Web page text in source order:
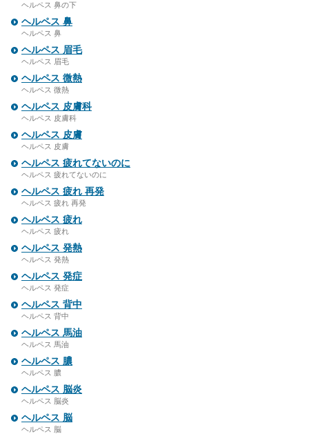
ヘルペス 鼻の下
ヘルペス 鼻
ヘルペス 鼻
ヘルペス 眉毛
ヘルペス 眉毛
ヘルペス 微熱
ヘルペス 微熱
ヘルペス 皮膚科
ヘルペス 皮膚科
ヘルペス 皮膚
ヘルペス 皮膚
ヘルペス 疲れてないのに
ヘルペス 疲れてないのに
ヘルペス 疲れ 再発
ヘルペス 疲れ 再発
ヘルペス 疲れ
ヘルペス 疲れ
ヘルペス 発熱
ヘルペス 発熱
ヘルペス 発症
ヘルペス 発症
ヘルペス 背中
ヘルペス 背中
ヘルペス 馬油
ヘルペス 馬油
ヘルペス 膿
ヘルペス 膿
ヘルペス 脳炎
ヘルペス 脳炎
ヘルペス 脳
ヘルペス 脳